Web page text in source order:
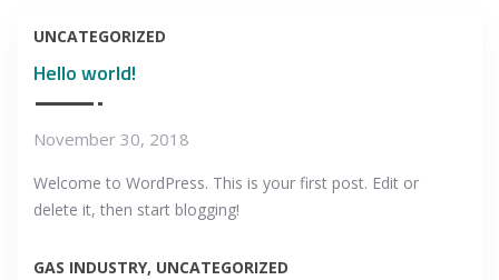
UNCATEGORIZED
Hello world!
November 30, 2018
Welcome to WordPress. This is your first post. Edit or
delete it, then start blogging!
GAS INDUSTRY UNCATEGORIZED